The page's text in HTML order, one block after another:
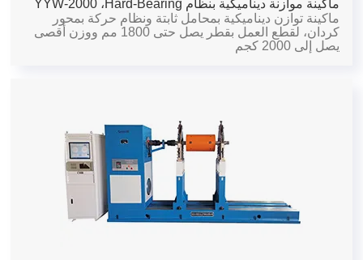
ماكينة موازنة ديناميكية بنظام Hard-Bearing،
YYW-2000
ماكينة توازن ديناميكية بمحامل ثابتة ونظام حركة بمحور
كردان، لقطع العمل بقطر يصل حتى 1800 مم ووزن أقصى
يصل إلى 2000 كجم